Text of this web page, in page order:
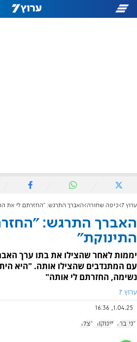
ערוץ 7 כיפה שחורה האברך התרגש: "החזרתם לי את
האברך התרגש:
התינוקת"
יממות לאחר שהצילו את בתו ערך
עם המתנדבים שהצילו אותה. "היא
נשימה, החזרתם לי אותה"
ערוץ 7
1.04.25, 16:36
בני ברק תינוקות הצלה